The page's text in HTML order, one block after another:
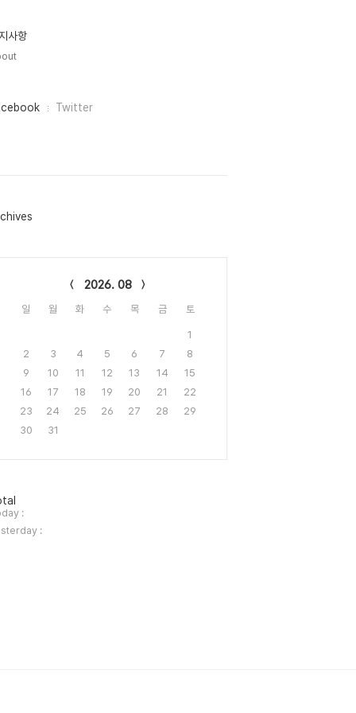
사항
Twitter
2026. 08
일 월 화 수 목 금 토
1
2
3 4 5 6 7
8
9
10 11 12 13 14
15
16
17 18 19 20 21
22
23
24 25 26 27 28
29
30
31
:
: